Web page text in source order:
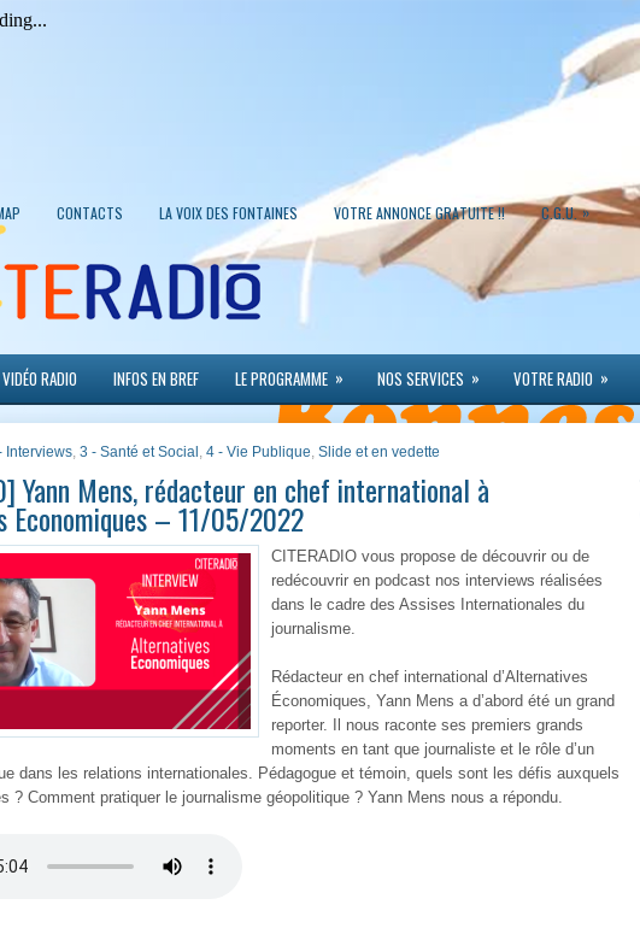
CONTACTS LA VOIX DES FONTAINES VOTRE ANNONCE GRATUITE !! C.G.U. »
VIDÉO RADIO INFOS EN BREF LE PROGRAMME » NOS SERVICES » VOTRE RADIO »
Interviews, 3 - Santé et Social , 4 - Vie Publique, Slide et en vedette
Yann Mens, rédacteur en chef international à
Economiques – 11/05/2022
CITERADIO vous propose de découvrir ou de
redécouvrir en podcast nos interviews réalisées
dans le cadre des Assises Internationales du
journalisme.
Rédacteur en chef international d’Alternatives
Économiques, Yann Mens a d’abord été un grand
reporter. Il nous raconte ses premiers grands
moments en tant que journaliste et le rôle d’un
dans les relations internationales. Pédagogue et témoin, quels sont les défis auxquels
? Comment pratiquer le journalisme géopolitique ? Yann Mens nous a répondu.